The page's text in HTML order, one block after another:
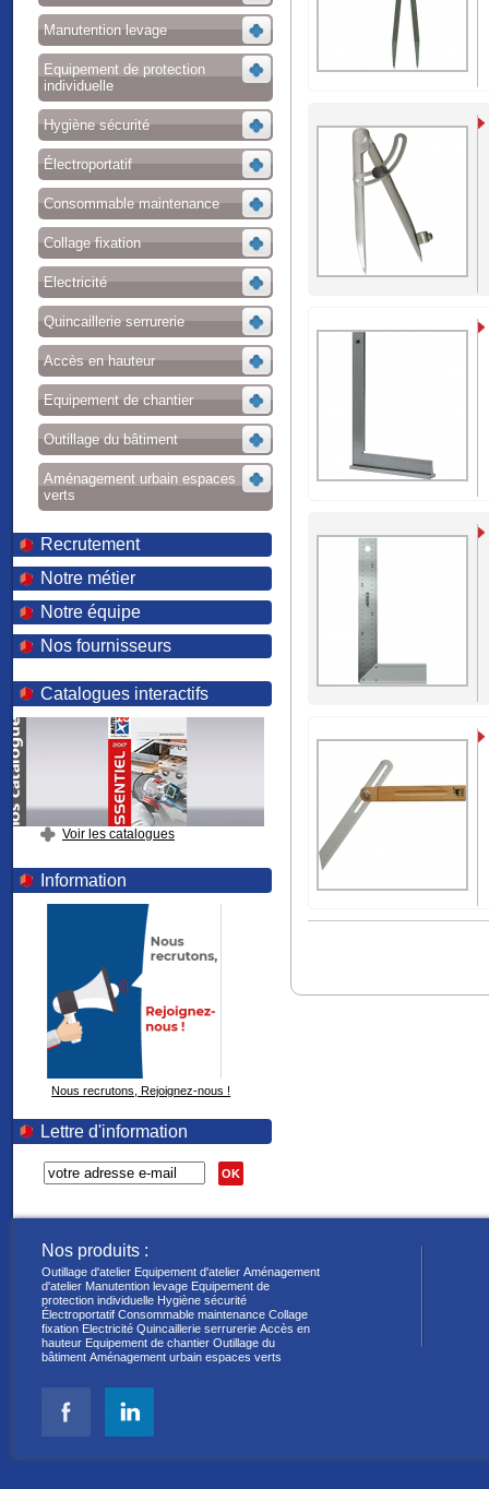
Manutention levage
Equipement de protection
individuelle
Hygiène sécurité
Électroportatif
Consommable maintenance
Collage fixation
Electricité
Quincaillerie serrurerie
Accès en hauteur
Equipement de chantier
Outillage du bâtiment
Aménagement urbain espaces
verts
Recrutement
Notre métier
Notre équipe
Nos fournisseurs
Catalogues interactifs
Voir les catalogues
Information
Nous recrutons, Rejoignez-nous !
Lettre d'information
OK
Nos produits :
Outillage d'atelier Equipement d'atelier Aménagement
d'atelier Manutention levage Equipement de
protection individuelle Hygiène sécurité
Électroportatif Consommable maintenance Collage
fixation Electricité Quincaillerie serrurerie Accès en
hauteur Equipement de chantier Outillage du
bâtiment Aménagement urbain espaces verts